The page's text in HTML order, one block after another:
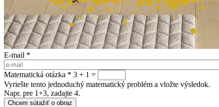
E-mail *
Matematická otázka * 3 + 1 =
Vyriešte tento jednoduchý matematický problém a vložte výsledok.
Napr. pre 1+3, zadajte 4.